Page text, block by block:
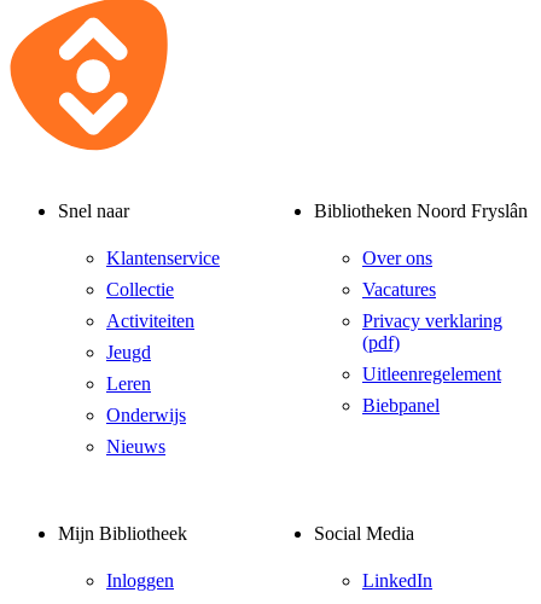
Snel naar
Klantenservice
Collectie
Activiteiten
Jeugd
Leren
Onderwijs
Nieuws
Bibliotheken Noord Fryslân
Over ons
Vacatures
Privacy verklaring
(pdf)
Uitleenregelement
Biebpanel
Mijn Bibliotheek
Inloggen
Social Media
LinkedIn